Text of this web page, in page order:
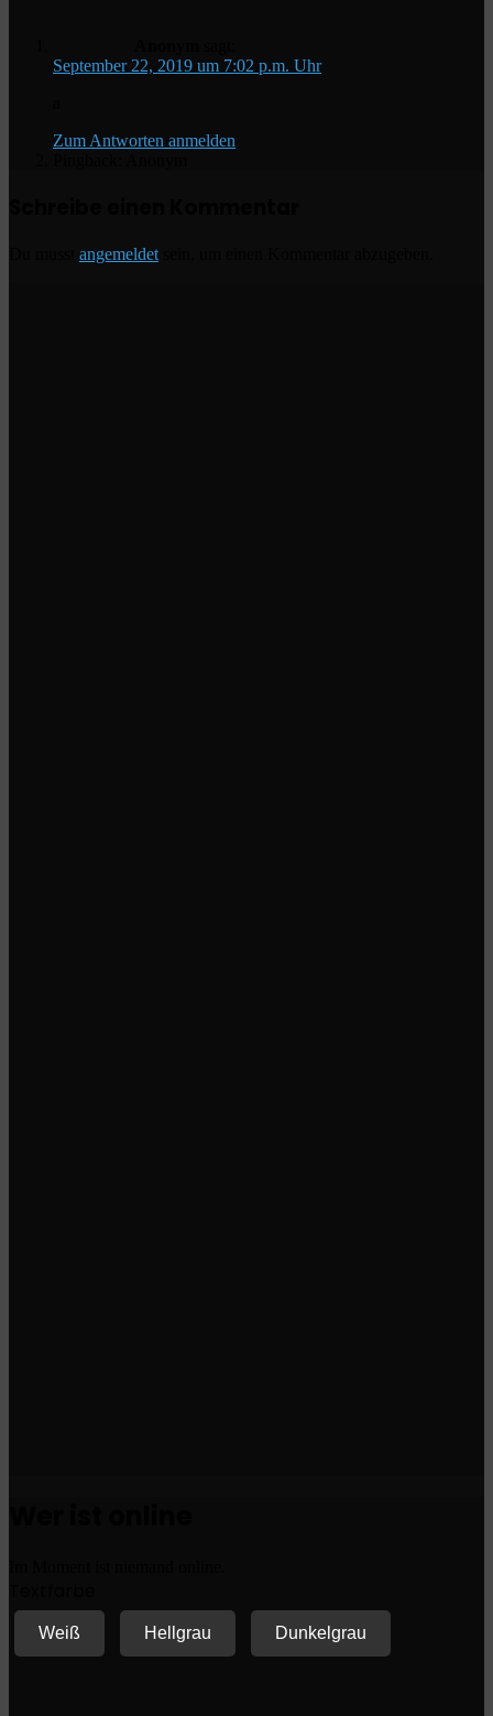
September 22, 2019 um 7:02 p.m. Uhr
Zum Antworten anmelden
angemeldet
Weiß Hellgrau Dunkelgrau